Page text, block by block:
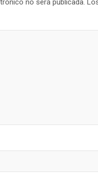
no será publicada.